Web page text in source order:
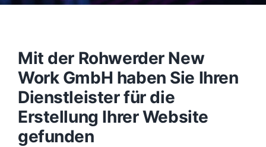
Mit der Rohwerder New
Work GmbH haben Sie Ihren
Dienstleister für die
Erstellung Ihrer Website
gefunden